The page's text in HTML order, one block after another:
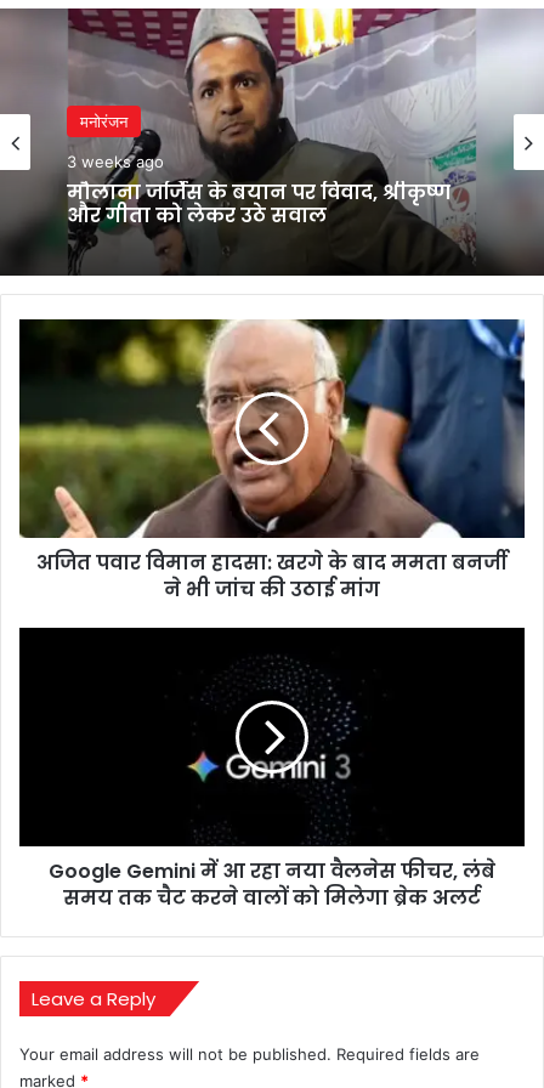
मनोरंजन
3 weeks ago
मौलाना जर्जिस के बयान पर विवाद, श्रीकृष्ण
और गीता को लेकर उठे सवाल
खरगे
के
बनर्जी
अजित पवार विमान हादसा: खरगे के बाद ममता बनर्जी
ने भी जांच की उठाई मांग
लंबे
को
मिलेगा
ब्रेक
Google Gemini में आ रहा नया वैलनेस फीचर, लंबे
समय तक चैट करने वालों को मिलेगा ब्रेक अलर्ट
Leave a Reply
Your email address will not be published. Required fields are
marked *